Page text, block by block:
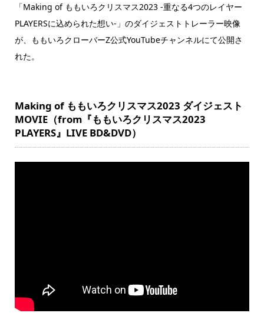
「Making of ももいろクリスマス2023 -重なる4つのレイヤー
PLAYERSに込められた想い-」のダイジェストトレーラー映像
が、ももいろクローバーZ公式YouTubeチャンネルにて公開さ
れた。
Making of ももいろクリスマス2023 ダイジェスト
MOVIE（from『ももいろクリスマス2023
PLAYERS』LIVE BD&DVD）